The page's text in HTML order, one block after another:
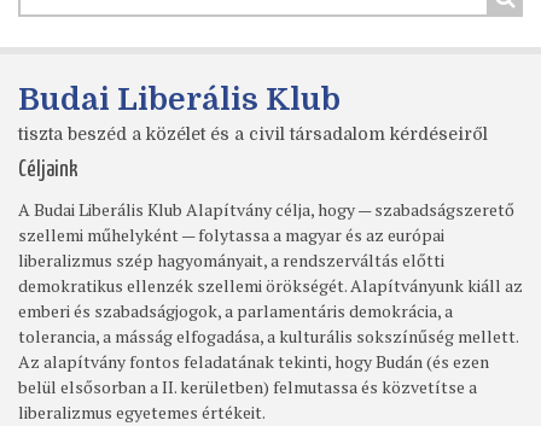
Budai Liberális Klub
tiszta beszéd a közélet és a civil társadalom kérdéseiről
Céljaink
A Budai Liberális Klub Alapítvány célja, hogy — szabadságszerető
szellemi műhelyként — folytassa a magyar és az európai
liberalizmus szép hagyományait, a rendszerváltás előtti
demokratikus ellenzék szellemi örökségét. Alapítványunk kiáll az
emberi és szabadságjogok, a parlamentáris demokrácia, a
tolerancia, a másság elfogadása, a kulturális sokszínűség mellett.
Az alapítvány fontos feladatának tekinti, hogy Budán (és ezen
belül elsősorban a II. kerületben) felmutassa és közvetítse a
liberalizmus egyetemes értékeit.